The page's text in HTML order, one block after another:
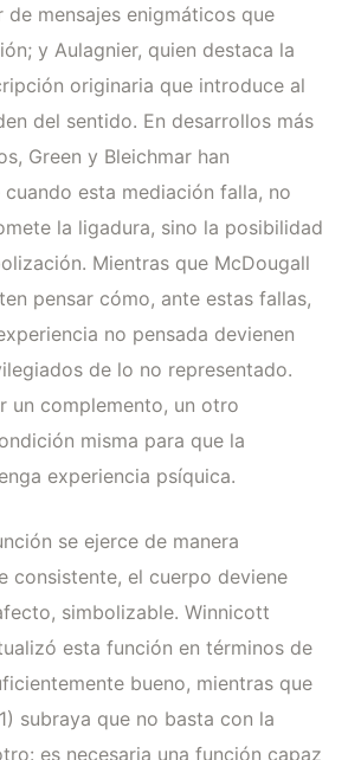
mensajes enigmáticos que
y Aulagnier, quien destaca la
originaria que introduce al
del sentido. En desarrollos más
Green y Bleichmar han
esta mediación falla, no
la ligadura, sino la posibilidad
Mientras que McDougall
pensar cómo, ante estas fallas,
no pensada devienen
de lo no representado.
un complemento, un otro
misma para que la
experiencia psíquica.
se ejerce de manera
consistente, el cuerpo deviene
simbolizable. Winnicott
esta función en términos de
bueno, mientras que
subraya que no basta con la
es necesaria una función capaz